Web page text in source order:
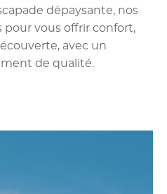
dépaysante, nos
pour vous offrir confort,
avec un
de qualité.